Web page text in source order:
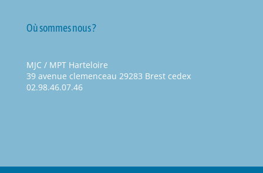
Où sommes nous ?
MJC / MPT Harteloire
39 avenue clemenceau 29283 Brest cedex
02.98.46.07.46